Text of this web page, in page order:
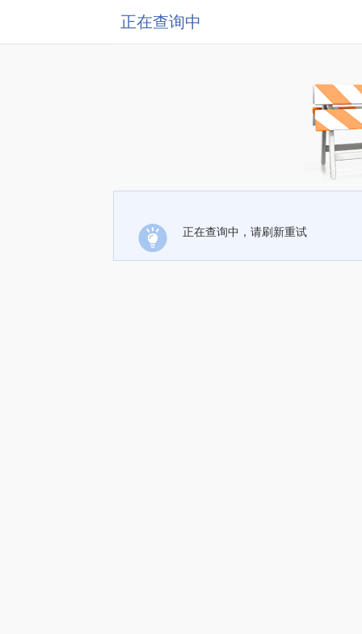
正在查询中
正在查询中，请刷新重试